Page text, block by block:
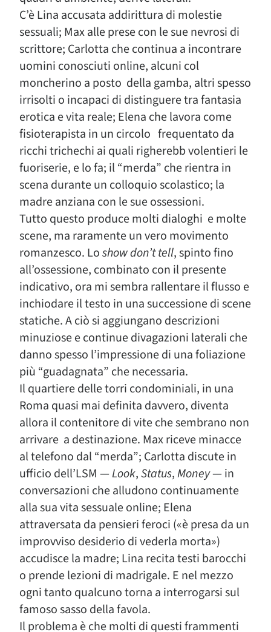
C’è Lina accusata addirittura di molestie
sessuali; Max alle prese con le sue nevrosi di
scrittore; Carlotta che continua a incontrare
uomini conosciuti online, alcuni col
moncherino a posto della gamba, altri spesso
irrisolti o incapaci di distinguere tra fantasia
erotica e vita reale; Elena che lavora come
fisioterapista in un circolo frequentato da
ricchi trichechi ai quali righerebb volentieri le
fuoriserie, e lo fa; il “merda” che rientra in
scena durante un colloquio scolastico; la
madre anziana con le sue ossessioni.
Tutto questo produce molti dialoghi e molte
scene, ma raramente un vero movimento
romanzesco. Loshow don’t tell, spinto fino
all’ossessione, combinato con il presente
indicativo, ora mi sembra rallentare il flusso e
inchiodare il testo in una successione di scene
statiche. A ciò si aggiungano descrizioni
minuziose e continue divagazioni laterali che
danno spesso l’impressione di una foliazione
più “guadagnata” che necessaria.
Il quartiere delle torri condominiali, in una
Roma quasi mai definita davvero, diventa
allora il contenitore di vite che sembrano non
arrivare a destinazione. Max riceve minacce
al telefono dal “merda”; Carlotta discute in
ufficio dell’LSM —Look,Status,Money— in
conversazioni che alludono continuamente
alla sua vita sessuale online; Elena
attraversata da pensieri feroci («è presa da un
improvviso desiderio di vederla morta»)
accudisce la madre; Lina recita testi barocchi
o prende lezioni di madrigale. E nel mezzo
ogni tanto qualcuno torna a interrogarsi sul
famoso sasso della favola.
Il problema è che molti di questi frammenti